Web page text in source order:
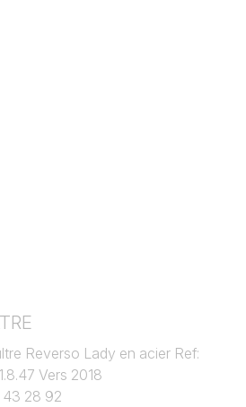
Reverso Lady en acier Ref:
Vers 2018
43 28 92